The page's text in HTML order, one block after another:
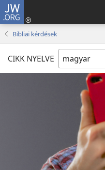
JW.ORG
Bibliai kérdések
CIKK NYELVE